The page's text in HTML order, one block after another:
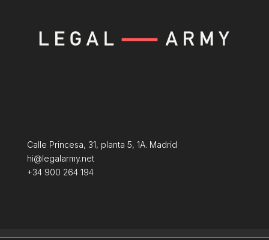
Calle Princesa, 31, planta 5, 1A. Madrid
hi@legalarmy.net
+34 900 264 194